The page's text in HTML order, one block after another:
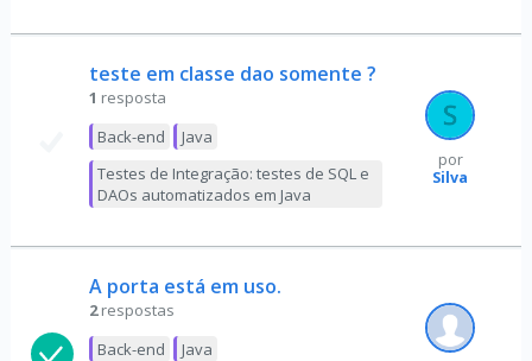
teste em classe dao somente ?
1 resposta
Back-end
Java
Testes de Integração: testes de SQL e
DAOs automatizados em Java
por
Silva
A porta está em uso.
2 respostas
Back-end
Java